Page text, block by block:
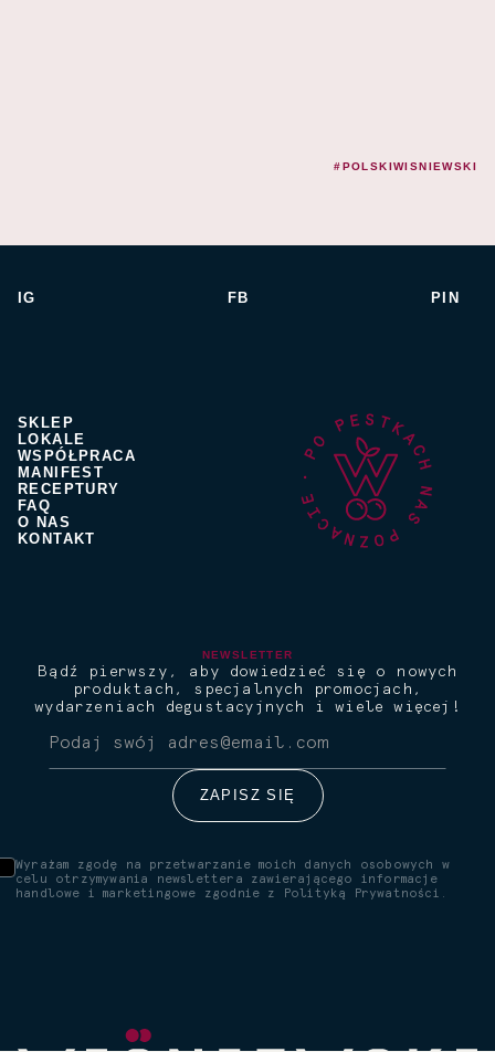
odsłonie. Idealny balans
#POLSKIWISNIEWSKI
IG FB PIN
SKLEP
LOKALE
WSPÓŁPRACA
MANIFEST
RECEPTURY
FAQ
O NAS
KONTAKT
NEWSLETTER
Bądź pierwszy, aby dowiedzieć się o nowych
produktach, specjalnych promocjach,
wydarzeniach degustacyjnych i wiele więcej!
Wyrażam zgodę na przetwarzanie moich danych osobowych w
celu otrzymywania newslettera zawierającego informacje
handlowe i marketingowe zgodnie z
Polityką Prywatności.